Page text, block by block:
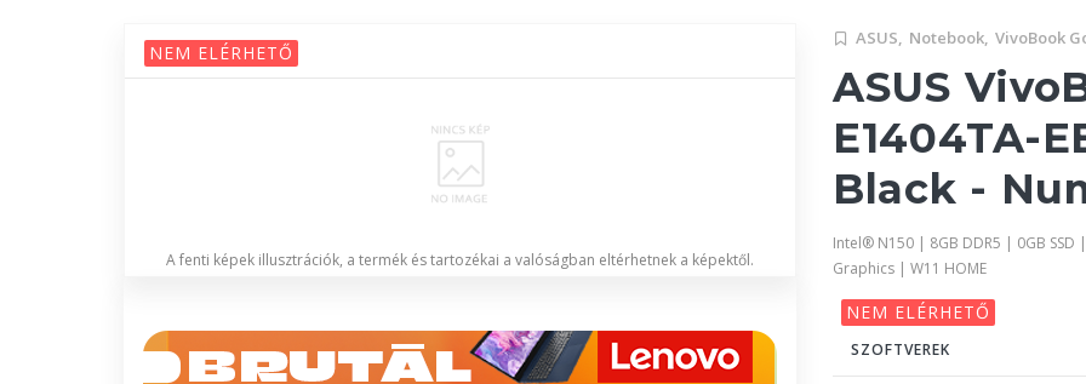
NEM ELÉRHETŐ
A fenti képek illusztrációk, a termék és tartozékai a valóságban eltérhetnek a képektől.
ASUS, Notebook, VivoBook
ASUS
E1404TA-
Black -
Intel® N150 | 8GB DDR5 | 0GB SSD
Graphics | W11 HOME
NEM ELÉRHETŐ
SZOFTVEREK